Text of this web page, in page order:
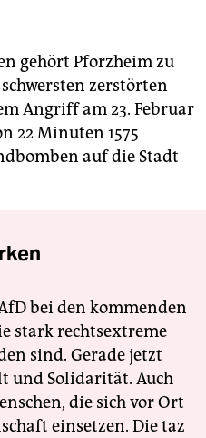
gehört Pforzheim zu
zerstörten
Angriff am 23. Februar
22 Minuten 1575
auf die Stadt
bei den kommenden
stark rechtsextreme
sind. Gerade jetzt
und Solidarität. Auch
die sich vor Ort
einsetzen. Die taz